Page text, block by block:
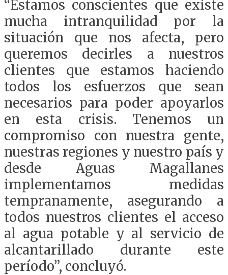
“Estamos conscientes que existe
mucha intranquilidad por la
situación que nos afecta, pero
queremos decirles a nuestros
clientes que estamos haciendo
todos los esfuerzos que sean
necesarios para poder apoyarlos
en esta crisis. Tenemos un
compromiso con nuestra gente,
nuestras regiones y nuestro país y
desde Aguas Magallanes
implementamos medidas
tempranamente, asegurando a
todos nuestros clientes el acceso
al agua potable y al servicio de
alcantarillado durante este
período”, concluyó.